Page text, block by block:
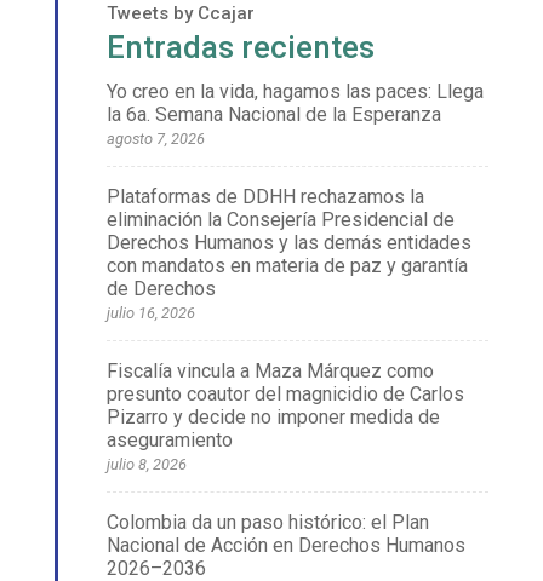
Tweets by Ccajar
Entradas recientes
Yo creo en la vida, hagamos las paces: Llega
la 6a. Semana Nacional de la Esperanza
agosto 7, 2026
Plataformas de DDHH rechazamos la
eliminación la Consejería Presidencial de
Derechos Humanos y las demás entidades
con mandatos en materia de paz y garantía
de Derechos
julio 16, 2026
Fiscalía vincula a Maza Márquez como
presunto coautor del magnicidio de Carlos
Pizarro y decide no imponer medida de
aseguramiento
julio 8, 2026
Colombia da un paso histórico: el Plan
Nacional de Acción en Derechos Humanos
2026–2036